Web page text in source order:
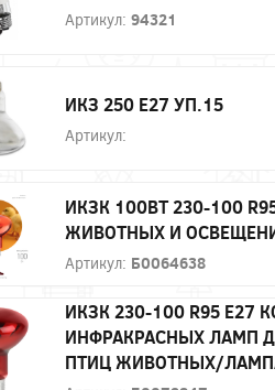
Артикул: 94321
ИКЗ 250 Е27 УП.15
Артикул:
ИКЗК 100ВТ 230-100
ЖИВОТНЫХ И
Артикул: Б0064638
ИКЗК 230-100 R95 E27
ИНФРАКРАСНЫХ ЛАМП
ПТИЦ ЖИВОТНЫХ/